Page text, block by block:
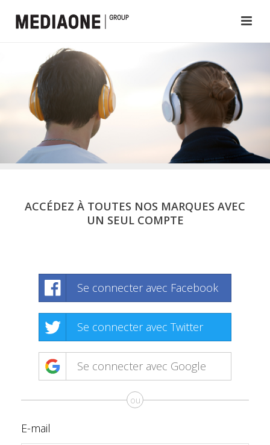
ACCÉDEZ À TOUTES NOS MARQUES AVEC
UN SEUL COMPTE
Se connecter avec Facebook
Se connecter avec Twitter
Se connecter avec Google
ou
E-mail